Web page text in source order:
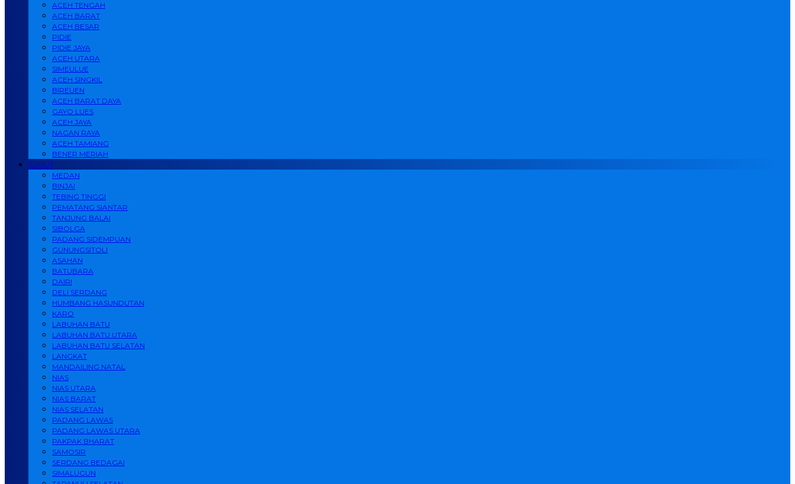
ACEH TENGAH
ACEH BARAT
ACEH BESAR
PIDIE
PIDIE JAYA
ACEH UTARA
SIMEULUE
ACEH SINGKIL
BIREUEN
ACEH BARAT DAYA
GAYO LUES
ACEH JAYA
NAGAN RAYA
ACEH TAMIANG
BENER MERIAH
SUMUT
MEDAN
BINJAI
TEBING TINGGI
PEMATANG SIANTAR
TANJUNG BALAI
SIBOLGA
PADANG SIDEMPUAN
GUNUNGSITOLI
ASAHAN
BATUBARA
DAIRI
DELI SERDANG
HUMBANG HASUNDUTAN
KARO
LABUHAN BATU
LABUHAN BATU UTARA
LABUHAN BATU SELATAN
LANGKAT
MANDAILING NATAL
NIAS
NIAS UTARA
NIAS BARAT
NIAS SELATAN
PADANG LAWAS
PADANG LAWAS UTARA
PAKPAK BHARAT
SAMOSIR
SERDANG BEDAGAI
SIMALUGUN